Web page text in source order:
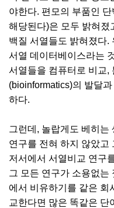
야한다. 편모의 부품인
해당된다)은 모두 밝혀졌
백질 서열들도 밝혀졌다.
서열 데이터베이스라는
서열들을 컴퓨터로 비교,
(bioinformatics)의 발달
하다.
그런데, 놀랍게도 베히는
연구를 전혀 하지 않았고
저서에서 서열비교 연구
그 모든 연구가 소용없는
에서 비유하기를 같은 회
교한다면 많은 똑같은 단